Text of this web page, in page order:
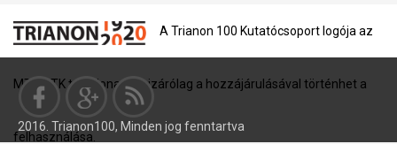
A Trianon 100 Kutatócsoport logója az
MTA BTK tulajdona, és kizárólag a hozzájárulásával történhet a
felhasználása.
2016. Trianon100, Minden jog fenntartva